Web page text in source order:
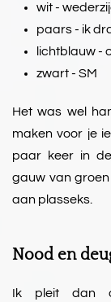
wit -
paars - ik
lichtblauw -
zwart - SM
Het was wel
maken voor je
paar keer in
gauw van
aan plasseks.
Nood en
Ik pleit dan